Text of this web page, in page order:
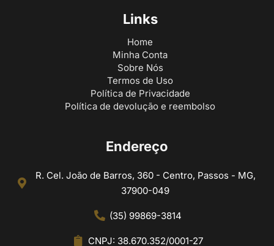
Links
Home
Minha Conta
Sobre Nós
Termos de Uso
Política de Privacidade
Política de devolução e reembolso
Endereço
R. Cel. João de Barros, 360 - Centro, Passos - MG,
37900-049
(35) 99869-3814
CNPJ: 38.670.352/0001-27